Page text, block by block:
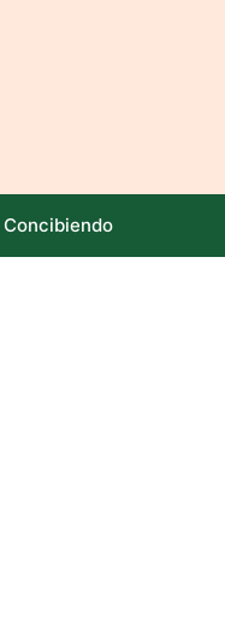
Concibiendo